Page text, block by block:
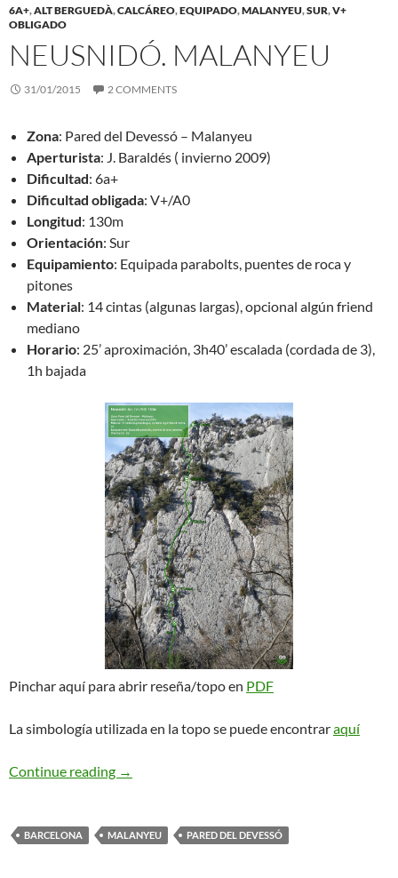
6A+,ALT BERGUEDÀ,CALCÁREO,EQUIPADO,MALANYEU,SUR,V+
OBLIGADO
NEUSNIDÓ. MALANYEU
31/01/2015 2 COMMENTS
Zona: Pared del Devessó – Malanyeu
Aperturista: J. Baraldés ( invierno 2009)
Dificultad: 6a+
Dificultad obligada: V+/A0
Longitud: 130m
Orientación: Sur
Equipamiento: Equipada parabolts, puentes de roca y
pitones
Material: 14 cintas (algunas largas), opcional algún friend
mediano
Horario: 25’ aproximación, 3h40’ escalada (cordada de 3),
1h bajada
Pinchar aquí para abrir reseña/topo en PDF
La simbología utilizada en la topo se puede encontraraquí
Continue reading Neusnidó. Malanyeu
→
BARCELONA MALANYEU PARED DEL DEVESSÓ